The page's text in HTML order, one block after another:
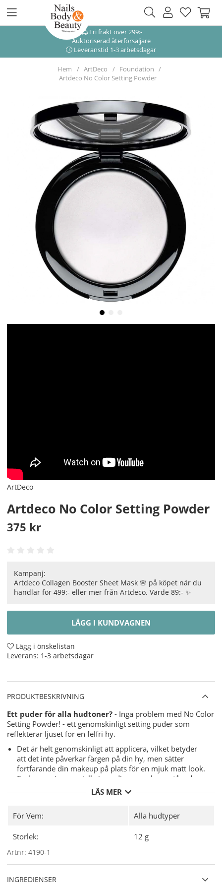
Fri frakt över 299:-
Auktoriserad återförsäljare
Leveranstid 1-3 arbetsdagar
Hem ArtDeco
Foundation
Artdeco No Color Setting Powder
ArtDeco
Artdeco No Color Setting Powder
375 kr
Kampanj:
Artdeco Collagen Booster Sheet Mask 🌸 på köpet när du
handlar för 499:- eller mer från Artdeco. Värde 89:- ✨
LÄGG I KUNDVAGNEN
Lägg i önskelistan
Leverans: 1-3 arbetsdagar
PRODUKTBESKRIVNING
Ett puder för alla hudtoner? - Inga problem med No Color
Setting Powder! - ett genomskinligt setting puder som
reflekterar ljuset för en felfri hy.
Det är helt genomskinligt att applicera, vilket betyder
att det inte påverkar färgen på din hy, men sätter
fortfarande din makeup på plats för en mjuk matt look.
Tack vare sina speciella ingredienser och enastående
teknologi sprider pulvret ljuset perfekt och anpassar
sig till nya ljuskällor allt eftersom dagen går. För
Lätt att applicera på huden utan att torka ut den.
en långvarig finish. Samtidigt vårdar det genomskinliga
settingpudret huden:
silkeslen, och
mineralrikt havsvatten ger en boost av näring!
Användning- Applicera pudret med en puderborste.
LÄS MER
För Vem: Alla hudtyper
Storlek: 12 g
Artnr: 4190-1
INGREDIENSER